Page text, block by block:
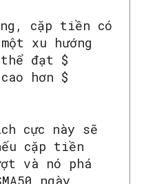
cặp tiền có
xu hướng
đạt $
hơn $
cực này sẽ
cặp tiền
và nó phá
ngày